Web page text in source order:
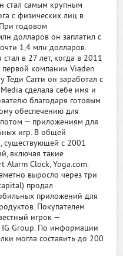
стал самым крупным
с физических лиц в
годовом
долларов он заплатил с
1,4 млн долларов.
в 27 лет, когда в 2011
первой компании Viaden
Теди Сагги он заработал с
сделала себе имя и
благодаря готовым
обеспечению для
— приложениям для
игр. В общей
существующей с 2001
включая такие
Alarm Clock, Yoga.com.
выросло через три
продал
приложений для
Покупателем
игрок —
Group. По информации
могла составить до 200